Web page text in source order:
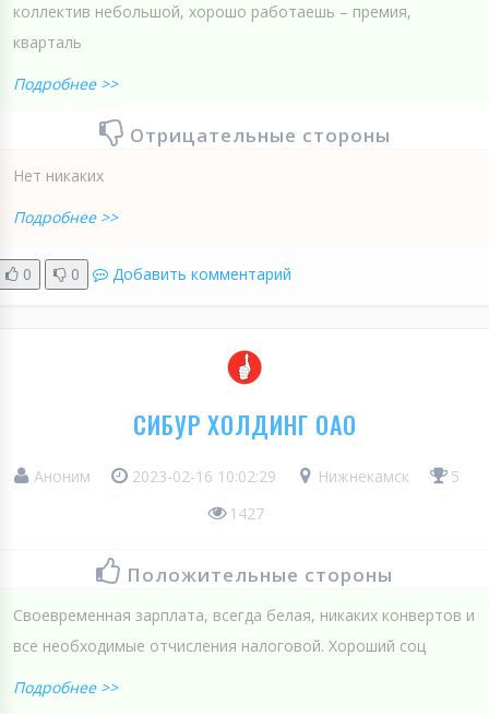
коллектив небольшой, хорошо работаешь – премия,
кварталь
Подробнее >>
Отрицательные стороны
Нет никаких
Подробнее >>
0 0 Добавить комментарий
СИБУР ХОЛДИНГ ОАО
Аноним 2023-02-16 10:02:29 Нижнекамск
5
1427
Положительные стороны
Своевременная зарплата, всегда белая, никаких конвертов и
все необходимые отчисления налоговой. Хороший соц
Подробнее >>